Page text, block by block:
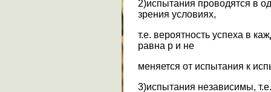
2)испытания проводятся в
зрения условиях,
т.е. вероятность успеха в
равна р и не
меняется от испытания к
3)испытания независимы,